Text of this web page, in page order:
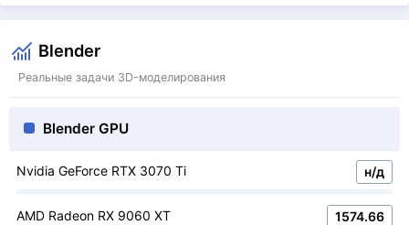
Blender
Реальные задачи 3D-моделирования
Blender GPU
Nvidia GeForce RTX 3070 Ti н/д
AMD Radeon RX 9060 XT 1574.66